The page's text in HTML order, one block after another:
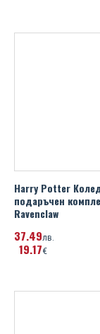
Harry Potter
подаръчен
Ravenclaw
37 49лв.
19 17€